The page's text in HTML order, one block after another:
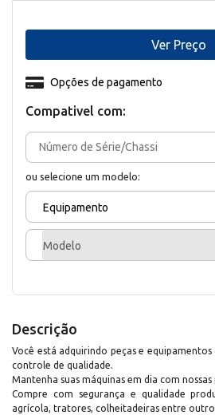
Compativel com:
ou selecione um modelo:
Equipamento
Modelo
Opções de pagamento
Ver Preço
Descrição
Você está adquirindo peças e
controle de qualidade.
Mantenha suas máquinas em dia com nossas
Compre com segurança e qualidade
agrícola, tratores, colheitadeiras entre